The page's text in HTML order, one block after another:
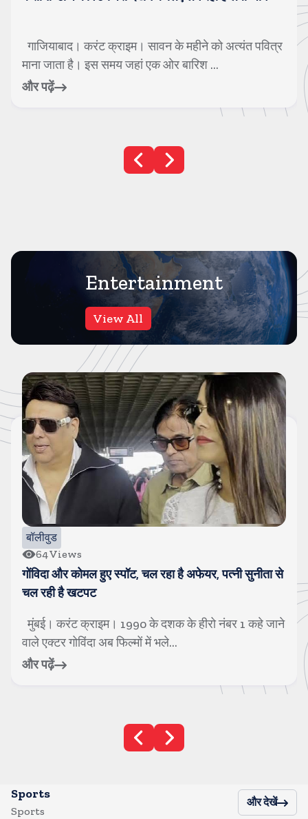
नई दिल्ली। करंट क्राइम। देश की राजधानी दिल्ली में
लापरवाही एक बार फिर मासूमों की जान पर भारी ...
और पढ़ें
Entertainment
View All
बॉलीवुड
17Views
सलमान खान के घर के बाहर पुलिसवाले की मौत, अचानक बीमार
पडकर गिर पडे
मुंबई। करंट क्राइम। बॉलीवुड सुपरस्टार सलमान खान की
सुरक्षा में तैनात एक पुलिसकर्मी की मौत हो ...
और पढ़ें
Sports
Sports
और देखें